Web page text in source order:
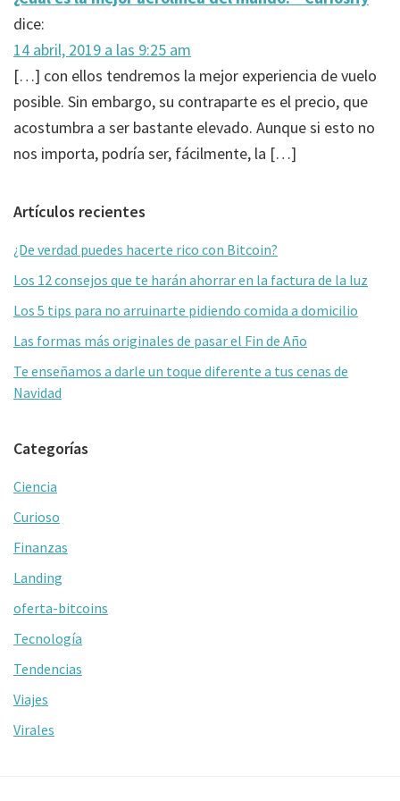
los
lectores
dice:
14 abril, 2019 a las 9:25 am
[…] con ellos tendremos la mejor experiencia de vuelo
posible. Sin embargo, su contraparte es el precio, que
acostumbra a ser bastante elevado. Aunque si esto no
nos importa, podría ser, fácilmente, la […]
Barra
lateral
primaria
Artículos recientes
¿De verdad puedes hacerte rico con Bitcoin?
Los 12 consejos que te harán ahorrar en la factura de la luz
Los 5 tips para no arruinarte pidiendo comida a domicilio
Las formas más originales de pasar el Fin de Año
Te enseñamos a darle un toque diferente a tus cenas de
Navidad
Categorías
Ciencia
Curioso
Finanzas
Landing
oferta-bitcoins
Tecnología
Tendencias
Viajes
Virales